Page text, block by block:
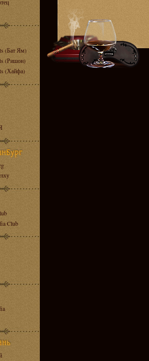
(Бат Ям)
(Ришон)
(Хайфа)
Club